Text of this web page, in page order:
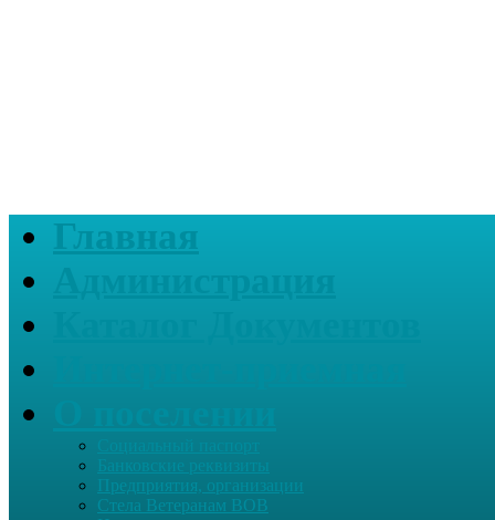
Главная
Банковские реквизиты
Предприятия, организации
Стела Ветеранам ВОВ